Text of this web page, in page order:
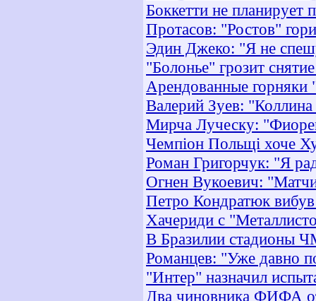
Боккетти не планирует
Протасов: "Ростов"
Эдин Джеко: "Я не
"Болонье" грозит
Арендованные горняки
Валерий Зуев:
Мирча Луческу:
Чемпіон Польщі хоче
Роман Григорчук: "Я
Огнен Вукоевич:
Петро Кондратюк вибув
Хачериди с
В Бразилии стадионы
Романцев: "Уже давно
"Интер" назначил
Два чиновника ФИФА